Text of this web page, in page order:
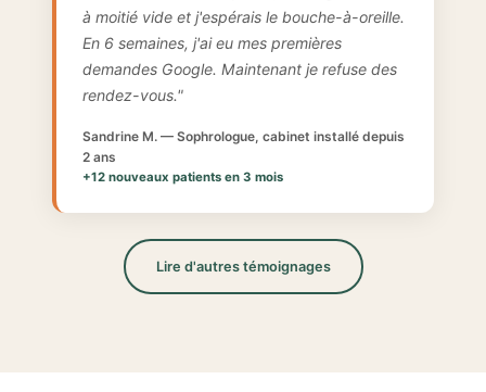
à moitié vide et j'espérais le bouche-à-oreille.
En 6 semaines, j'ai eu mes premières
demandes Google. Maintenant je refuse des
rendez-vous."
Sandrine M. — Sophrologue, cabinet installé depuis
2 ans
+12 nouveaux patients en 3 mois
Lire d'autres témoignages